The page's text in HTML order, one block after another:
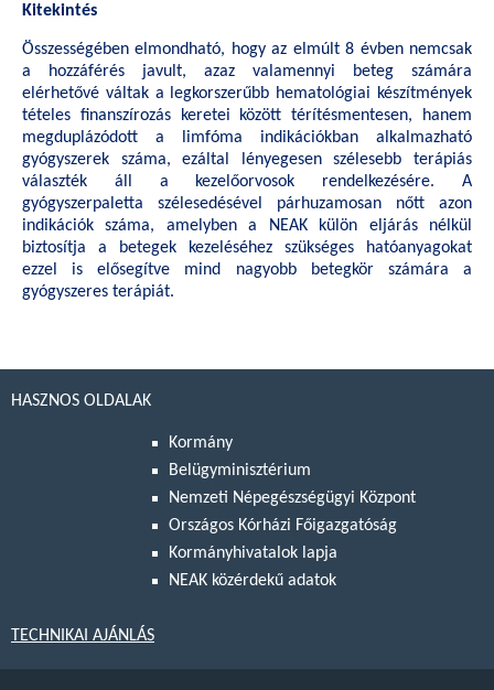
Kitekintés
Összességében elmondható, hogy az elmúlt 8 évben nemcsak
a hozzáférés javult, azaz valamennyi beteg számára
elérhetővé váltak a legkorszerűbb hematológiai készítmények
tételes finanszírozás keretei között térítésmentesen, hanem
megduplázódott a limfóma indikációkban alkalmazható
gyógyszerek száma, ezáltal lényegesen szélesebb terápiás
választék áll a kezelőorvosok rendelkezésére. A
gyógyszerpaletta szélesedésével párhuzamosan nőtt azon
indikációk száma, amelyben a NEAK külön eljárás nélkül
biztosítja a betegek kezeléséhez szükséges hatóanyagokat
ezzel is elősegítve mind nagyobb betegkör számára a
gyógyszeres terápiát.
HASZNOS OLDALAK
Kormány
Belügyminisztérium
Nemzeti Népegészségügyi Központ
Országos Kórházi Főigazgatóság
Kormányhivatalok lapja
NEAK közérdekű adatok
TECHNIKAI AJÁNLÁS